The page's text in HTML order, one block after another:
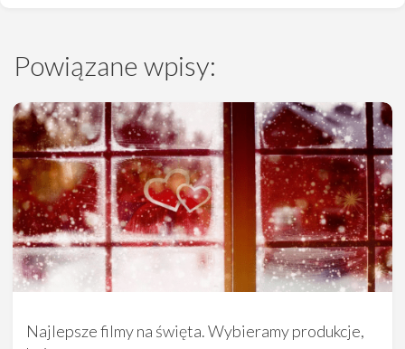
Powiązane wpisy:
Najlepsze filmy na święta. Wybieramy produkcje,